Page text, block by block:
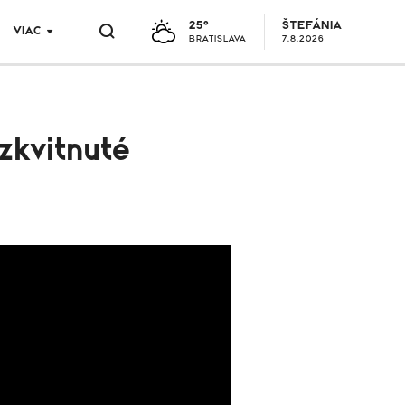
VIAC 25°
BRATISLAVA
ŠTEFÁNIA
7.8.2026